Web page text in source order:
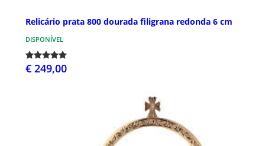
Relicário prata 800 dourada filigrana redonda 6 cm
DISPONÍVEL
€ 249,00